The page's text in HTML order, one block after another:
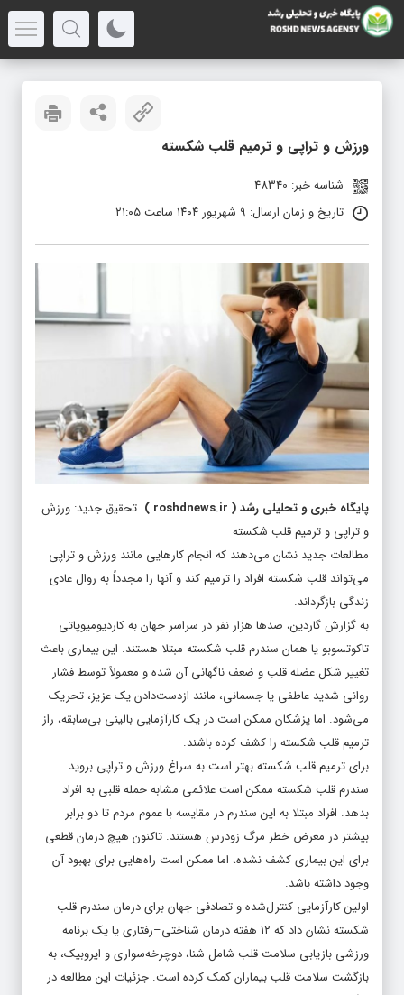
ورزش و تراپی و ترمیم قلب شکسته
شناسه خبر: 48340
تاریخ و زمان ارسال: ۹ شهریور ۱۴۰۴ ساعت ۲۱:۰۵
پایگاه خبری و تحلیلی رشد(
roshdnews.ir
) تحقیق جدید: ورزش
و تراپی و ترمیم قلب شکسته
مطالعات جدید نشان می‌دهند که انجام کارهایی مانند ورزش و تراپی
می‌تواند قلب شکسته افراد را ترمیم کند و آنها را مجدداً به روال عادی
زندگی بازگرداند.
به گزارش گاردین، صدها هزار نفر در سراسر جهان به کاردیومیوپاتی
تاکوتسوبو یا همان سندرم قلب شکسته مبتلا هستند. این بیماری باعث
تغییر شکل عضله قلب و ضعف ناگهانی آن شده و معمولاً توسط فشار
روانی شدید عاطفی یا جسمانی، مانند ازدست‌دادن یک عزیز، تحریک
می‌شود. اما پزشکان ممکن است در یک کارآزمایی بالینی بی‌سابقه، راز
ترمیم قلب شکسته را کشف کرده باشند.
برای ترمیم قلب شکسته بهتر است به سراغ ورزش و تراپی بروید
سندرم قلب شکسته ممکن است علائمی مشابه حمله قلبی به افراد
بدهد. افراد مبتلا به این سندرم در مقایسه با عموم مردم تا دو برابر
بیشتر در معرض خطر مرگ زودرس هستند. تاکنون هیچ درمان قطعی
برای این بیماری کشف نشده، اما ممکن است راه‌هایی برای بهبود آن
وجود داشته باشد.
اولین کارآزمایی کنترل‌شده و تصادفی جهان برای درمان سندرم قلب
شکسته نشان داد که ۱۲ هفته درمان شناختی–رفتاری یا یک برنامه
ورزشی بازیابی سلامت قلب شامل شنا، دوچرخه‌سواری و ایروبیک، به
بازگشت سلامت قلب بیماران کمک کرده است. جزئیات این مطالعه در